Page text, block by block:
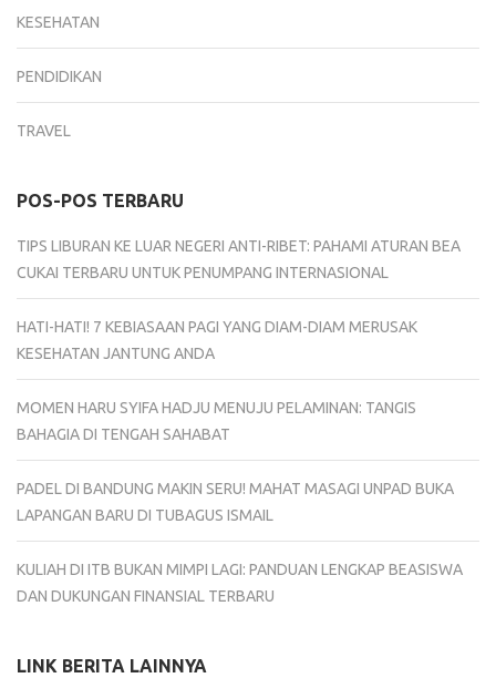
KESEHATAN
PENDIDIKAN
TRAVEL
POS-POS TERBARU
TIPS LIBURAN KE LUAR NEGERI ANTI-RIBET: PAHAMI ATURAN BEA
CUKAI TERBARU UNTUK PENUMPANG INTERNASIONAL
HATI-HATI! 7 KEBIASAAN PAGI YANG DIAM-DIAM MERUSAK
KESEHATAN JANTUNG ANDA
MOMEN HARU SYIFA HADJU MENUJU PELAMINAN: TANGIS
BAHAGIA DI TENGAH SAHABAT
PADEL DI BANDUNG MAKIN SERU! MAHAT MASAGI UNPAD BUKA
LAPANGAN BARU DI TUBAGUS ISMAIL
KULIAH DI ITB BUKAN MIMPI LAGI: PANDUAN LENGKAP BEASISWA
DAN DUKUNGAN FINANSIAL TERBARU
LINK BERITA LAINNYA